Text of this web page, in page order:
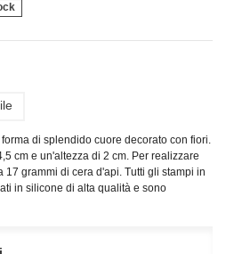
di splendido cuore decorato con fiori.
cm e un'altezza di 2 cm. Per realizzare
grammi di cera d'api. Tutti gli stampi in
in silicone di alta qualità e sono